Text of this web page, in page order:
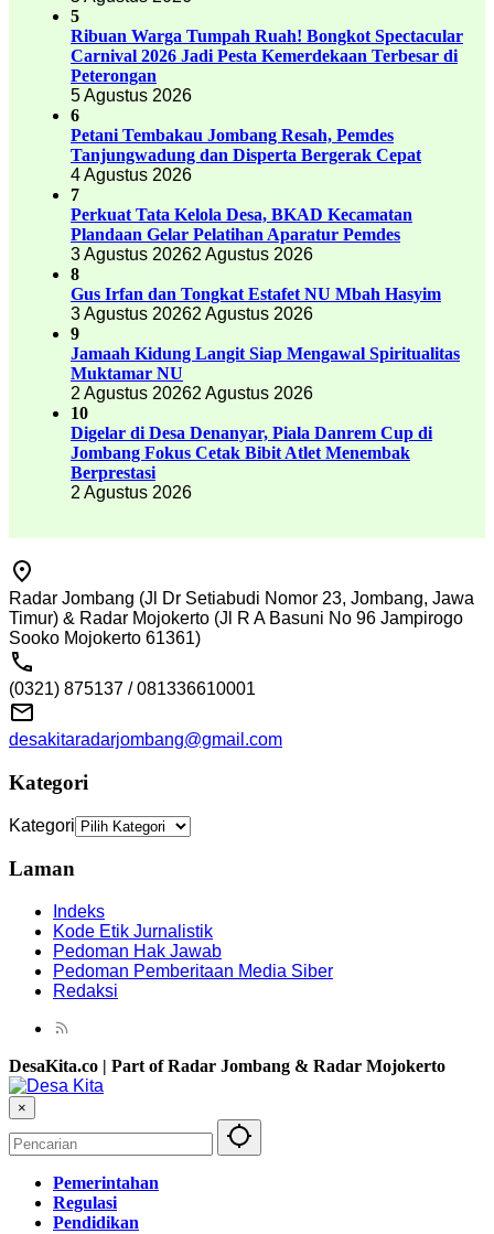
5
Ribuan Warga Tumpah Ruah! Bongkot Spectacular
Carnival 2026 Jadi Pesta Kemerdekaan Terbesar di
Peterongan
5 Agustus 2026
6
Petani Tembakau Jombang Resah, Pemdes
Tanjungwadung dan Disperta Bergerak Cepat
4 Agustus 2026
7
Perkuat Tata Kelola Desa, BKAD Kecamatan
Plandaan Gelar Pelatihan Aparatur Pemdes
3 Agustus 20262 Agustus 2026
8
Gus Irfan dan Tongkat Estafet NU Mbah Hasyim
3 Agustus 20262 Agustus 2026
9
Jamaah Kidung Langit Siap Mengawal Spiritualitas
Muktamar NU
2 Agustus 20262 Agustus 2026
10
Digelar di Desa Denanyar, Piala Danrem Cup di
Jombang Fokus Cetak Bibit Atlet Menembak
Berprestasi
2 Agustus 2026
Radar Jombang (Jl Dr Setiabudi Nomor 23, Jombang, Jawa
Timur) & Radar Mojokerto (Jl R A Basuni No 96 Jampirogo
Sooko Mojokerto 61361)
(0321) 875137 / 081336610001
desakitaradarjombang@gmail.com
Kategori
Kategori
Laman
Indeks
Kode Etik Jurnalistik
Pedoman Hak Jawab
Pedoman Pemberitaan Media Siber
Redaksi
DesaKita.co | Part of Radar Jombang & Radar Mojokerto
×
Pemerintahan
Regulasi
Pendidikan